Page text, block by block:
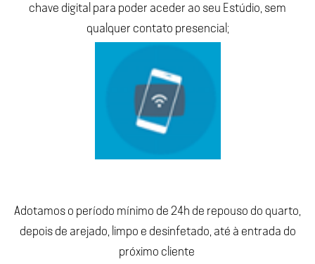
chave digital para poder aceder ao seu Estúdio, sem
qualquer contato presencial;
Adotamos o período mínimo de 24h de repouso do quarto,
depois de arejado, limpo e desinfetado, até à entrada do
próximo cliente